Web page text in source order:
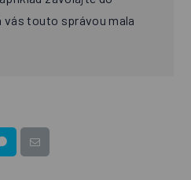
touto správou mala